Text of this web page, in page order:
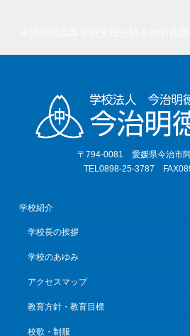
〒794-0081 愛媛県今治市
TEL0898-25-3787
学校紹介
学校長の挨拶
学校のあゆみ
アクセスマップ
教育方針・教育目標
校歌・制服